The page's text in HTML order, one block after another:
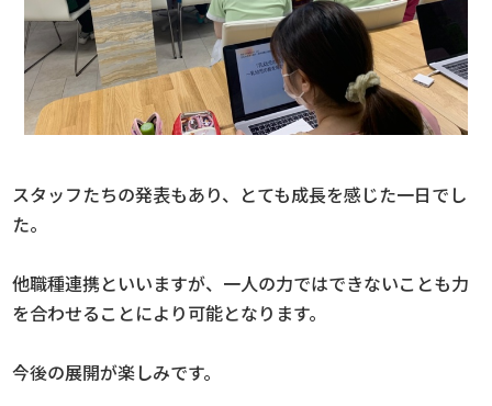
スタッフたちの発表もあり、とても成長を感じた一日でし
た。
他職種連携といいますが、一人の力ではできないことも力
を合わせることにより可能となります。
今後の展開が楽しみです。